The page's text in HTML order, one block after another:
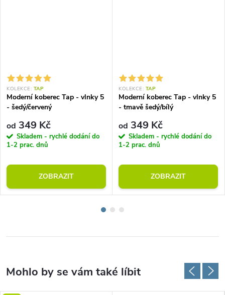
KOLEKCE: TAP
Moderní koberec Tap - vlnky 5
- šedý/červený
od 349 Kč
Skladem - rychlé dodání do
1-2 prac. dnů
ZOBRAZIT
KOLEKCE: TAP
Moderní koberec Tap - vlnky 5
- tmavě šedý/bílý
od 349 Kč
Skladem - rychlé dodání do
1-2 prac. dnů
ZOBRAZIT